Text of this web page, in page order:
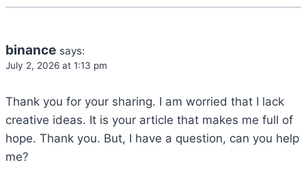
binance says:
July 2, 2026 at 1:13 pm
Thank you for your sharing. I am worried that I lack
creative ideas. It is your article that makes me full of
hope. Thank you. But, I have a question, can you help
me?